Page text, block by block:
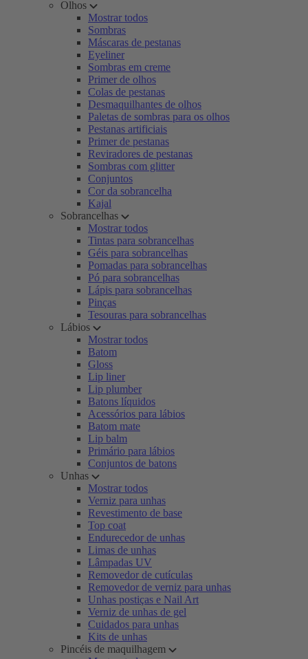
Olhos
Mostrar todos
Sombras
Máscaras de pestanas
Eyeliner
Sombras em creme
Primer de olhos
Colas de pestanas
Desmaquilhantes de olhos
Paletas de sombras para os olhos
Pestanas artificiais
Primer de pestanas
Reviradores de pestanas
Sombras com glitter
Conjuntos
Cor da sobrancelha
Kajal
Sobrancelhas
Mostrar todos
Tintas para sobrancelhas
Géis para sobrancelhas
Pomadas para sobrancelhas
Pó para sobrancelhas
Lápis para sobrancelhas
Pinças
Tesouras para sobrancelhas
Lábios
Mostrar todos
Batom
Gloss
Lip liner
Lip plumber
Batons líquidos
Acessórios para lábios
Batom mate
Lip balm
Primário para lábios
Conjuntos de batons
Unhas
Mostrar todos
Verniz para unhas
Revestimento de base
Top coat
Endurecedor de unhas
Limas de unhas
Lâmpadas UV
Removedor de cutículas
Removedor de verniz para unhas
Unhas postiças e Nail Art
Verniz de unhas de gel
Cuidados para unhas
Kits de unhas
Pincéis de maquilhagem